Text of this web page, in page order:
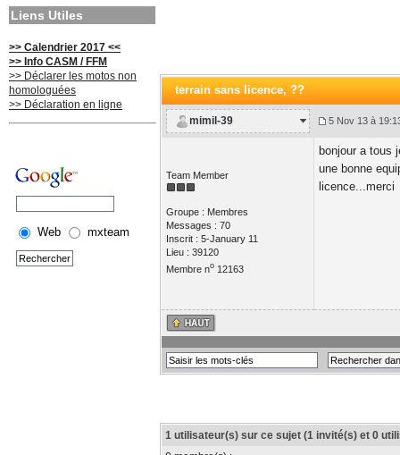
Liens Utiles
>> Calendrier 2017 <<
>> Info CASM / FFM
>> Déclarer les motos non
homologuées
>> Déclaration en ligne
Web mxteam
terrain sans licence, ??
mimil-39 5 Nov 13 à
Team Member
Groupe : Membres
Messages : 70
Inscrit : 5-January 11
Lieu : 39120
Membre no12163
bonjour a tous
une bonne
licence...merci
1 utilisateur(s) sur ce sujet (1 invité(s) et 0